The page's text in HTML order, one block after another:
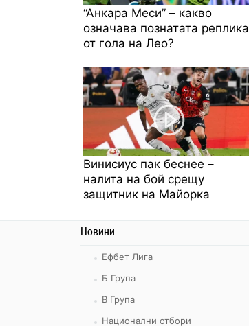
“Анкара Меси” – какво
означава познатата реплика
от гола на Лео?
Винисиус пак беснее –
налита на бой срещу
защитник на Майорка
Новини
Ефбет Лига
Б Група
В Група
Национални отбори